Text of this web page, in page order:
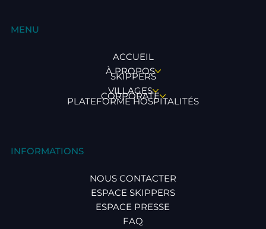
MENU
ACCUEIL
À PROPOS
SKIPPERS
VILLAGES
CORPORATE
PLATEFORME HOSPITALITÉS
INFORMATIONS
NOUS CONTACTER
ESPACE SKIPPERS
ESPACE PRESSE
FAQ